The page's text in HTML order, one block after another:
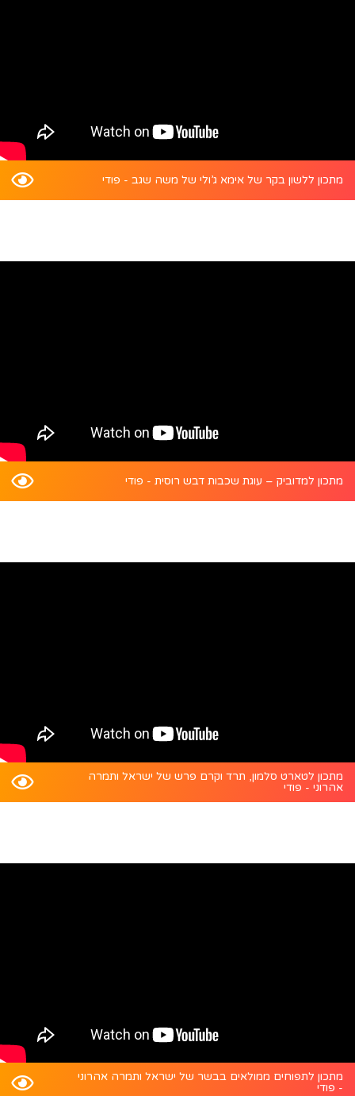
מתכון ללשון בקר של אימא ג’ולי של משה שגב - פודי
מתכון למדוביק – עוגת שכבות דבש רוסית - פודי
מתכון לטארט סלמון, תרד וקרם פרש של ישראל ותמרה
אהרוני - פודי
מתכון לתפוחים ממולאים בבשר של ישראל ותמרה אהרוני
- פודי